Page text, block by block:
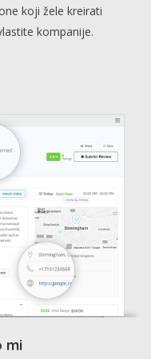
koji žele kreirati
kompanije.
mi